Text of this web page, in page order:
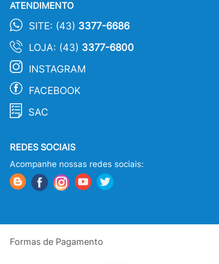
ATENDIMENTO
SITE: (43) 3377-6686
LOJA: (43) 3377-6800
INSTAGRAM
FACEBOOK
SAC
REDES SOCIAIS
Acompanhe nossas redes sociais:
Formas de Pagamento